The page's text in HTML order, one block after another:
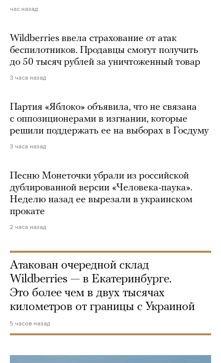
час назад
Wildberries ввела страхование от атак
беспилотников. Продавцы смогут получить
до 50 тысяч рублей за уничтоженный товар
3 часа назад
Партия «Яблоко» объявила, что не связана
с оппозиционерами в изгнании, которые
решили поддержать ее на выборах в Госдуму
3 часа назад
Песню Монеточки убрали из российской
дублированной версии «Человека-паука».
Неделю назад ее вырезали в украинском
прокате
2 часа назад
Атакован очередной склад
Wildberries — в Екатеринбурге.
Это более чем в двух тысячах
километров от границы с Украиной
5 часов назад